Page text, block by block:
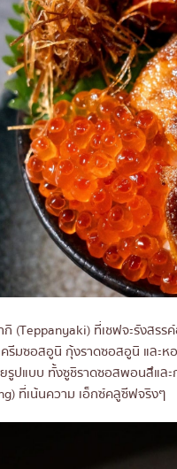
(Teppanyaki) ที่เชฟจะรังสร
ครีมซอสอูนิ กุ้งราดซอสอูนิ และ
รูปแบบ ทั้งซูชิราดซอสพอนสึแล
ที่เน้นความ เอ็กซ์คลูซีฟจริงๆ